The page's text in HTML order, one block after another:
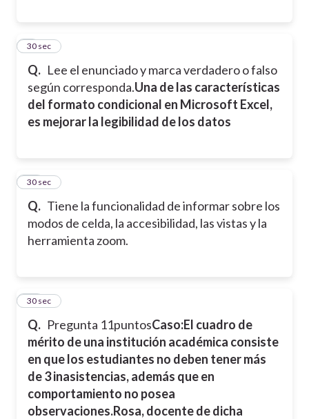
Q. Lee el enunciado y marca verdadero o falso
según corresponda.Una de las características
del formato condicional en Microsoft Excel,
es mejorar la legibilidad de los datos
9
30 sec
Q. Tiene la funcionalidad de informar sobre los
modos de celda, la accesibilidad, las vistas y la
herramienta zoom.
10
30 sec
Q. Pregunta 11puntosCaso:El cuadro de
mérito de una institución académica consiste
en que los estudiantes no deben tener más
de 3 inasistencias, además que en
comportamiento no posea
observaciones.Rosa, docente de dicha
11
30 sec